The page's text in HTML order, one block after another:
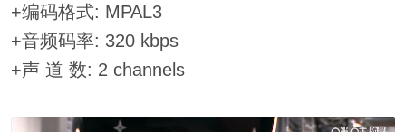
+编码格式: MPAL3
+音频码率: 320 kbps
+声 道 数: 2 channels